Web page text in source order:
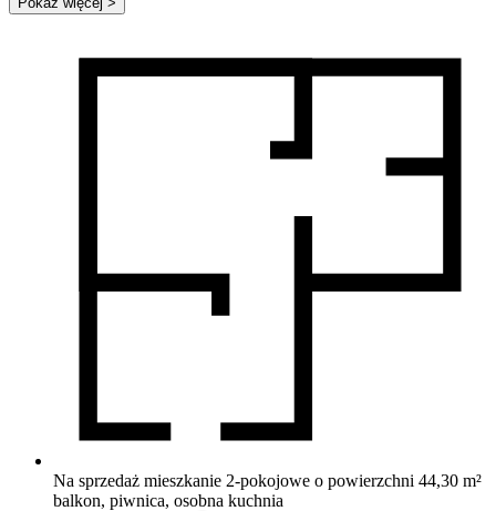
Na sprzedaż mieszkanie 2-pokojowe o powierzchni 44,30 m²
balkon, piwnica, osobna kuchnia